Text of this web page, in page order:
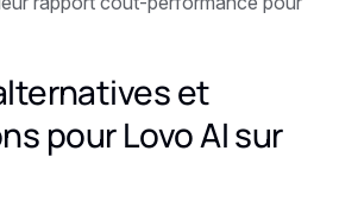
et
pour Lovo AI sur